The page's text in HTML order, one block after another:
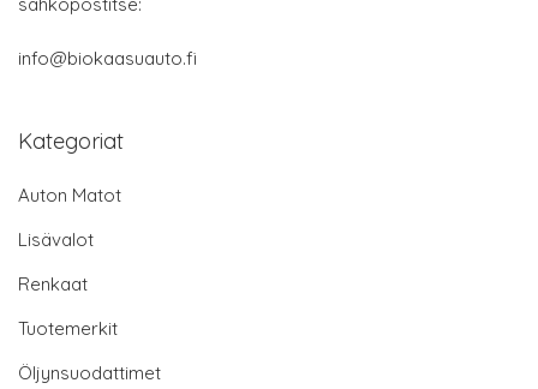
sähköpostitse:
info@biokaasuauto.fi
Kategoriat
Auton Matot
Lisävalot
Renkaat
Tuotemerkit
Öljynsuodattimet